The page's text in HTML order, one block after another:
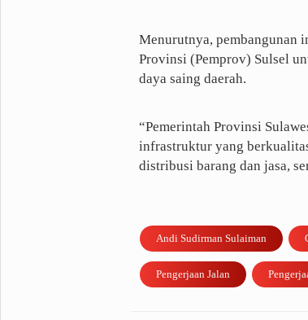
Menurutnya, pembangunan
Provinsi (Pemprov) Sulsel
daya saing daerah.
“Pemerintah Provinsi
infrastruktur yang
distribusi barang dan jasa,
Andi Sudirman Sulaiman
Pengerjaan Jalan